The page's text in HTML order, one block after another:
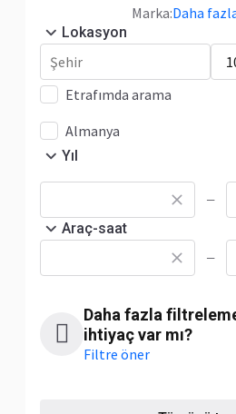
Marka:Daha
Lokasyon
Etrafımda arama
Almanya
Yıl
—
Araç-saat
—
Daha fazla
ihtiyaç var mı?
Filtre öner